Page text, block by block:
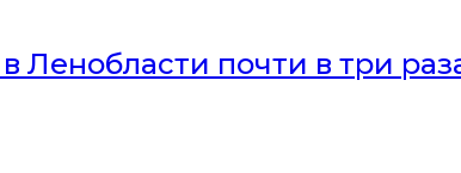
Ленобласти почти в три